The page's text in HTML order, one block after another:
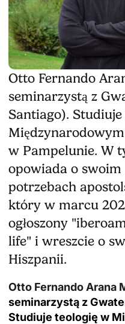
Otto Fernando
seminarzystą z
Santiago).
w Pampelunie. W
opowiada o swoim
potrzebach
który w marcu
ogłoszony
life" i wreszcie o
Hiszpanii.
Otto Fernando Arana
seminarzystą z
Studiuje teologię w